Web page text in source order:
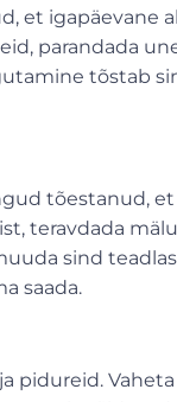
et igapäevane
parandada
tõstab
tõestanud,
teravdada
sind
saada.
pidureid.